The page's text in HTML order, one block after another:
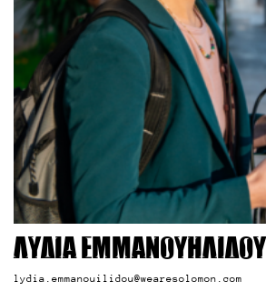
Λυδία Εμμανουηλίδου
lydia.emmanouilidou@wearesolomon.com